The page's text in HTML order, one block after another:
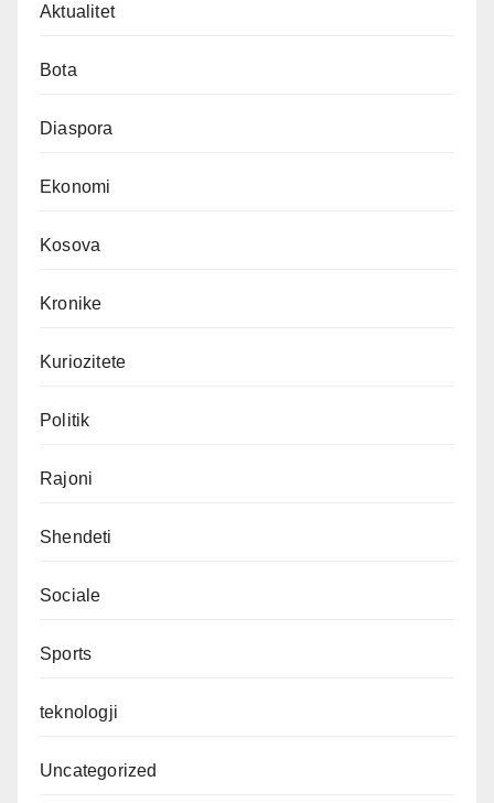
Aktualitet
Bota
Diaspora
Ekonomi
Kosova
Kronike
Kuriozitete
Politik
Rajoni
Shendeti
Sociale
Sports
teknologji
Uncategorized